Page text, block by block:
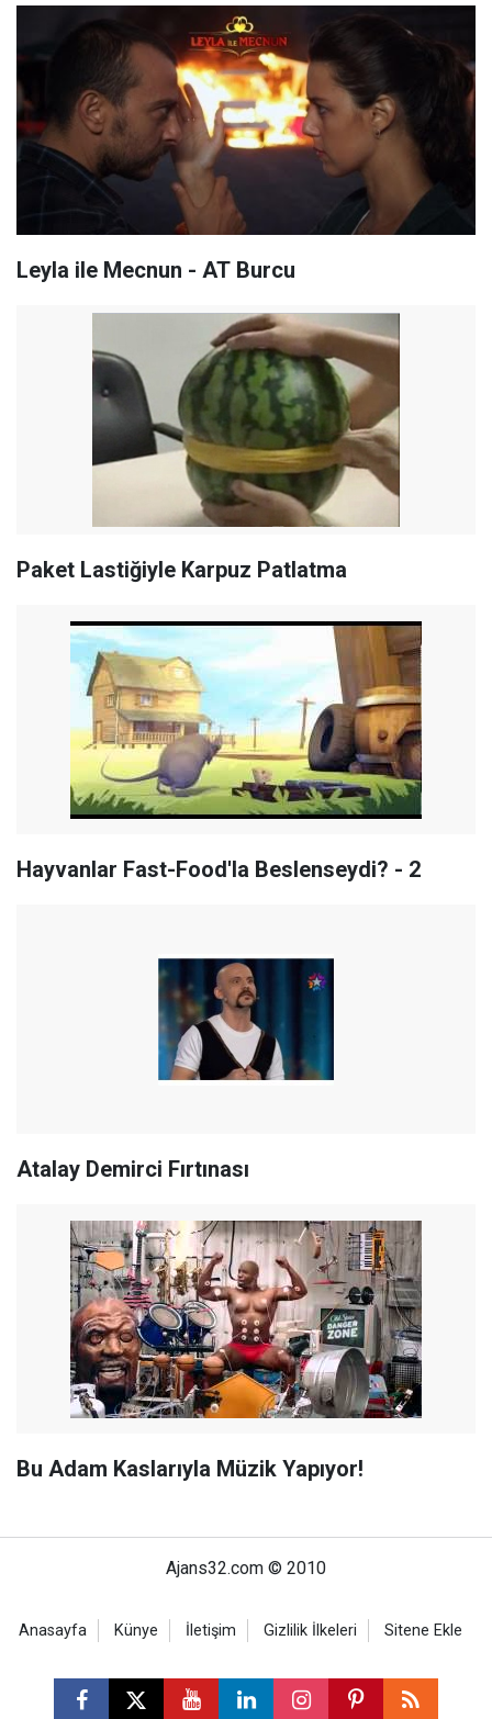
Leyla ile Mecnun - AT Burcu
Paket Lastiğiyle Karpuz Patlatma
Hayvanlar Fast-Food'la Beslenseydi? - 2
Atalay Demirci Fırtınası
Bu Adam Kaslarıyla Müzik Yapıyor!
Ajans32.com © 2010
Anasayfa Künye İletişim Gizlilik İlkeleri Sitene Ekle